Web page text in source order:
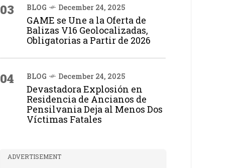
03 BLOG December 24, 2025
GAME se Une a la Oferta de
Balizas V16 Geolocalizadas,
Obligatorias a Partir de 2026
04 BLOG December 24, 2025
Devastadora Explosión en
Residencia de Ancianos de
Pensilvania Deja al Menos Dos
Víctimas Fatales
ADVERTISEMENT